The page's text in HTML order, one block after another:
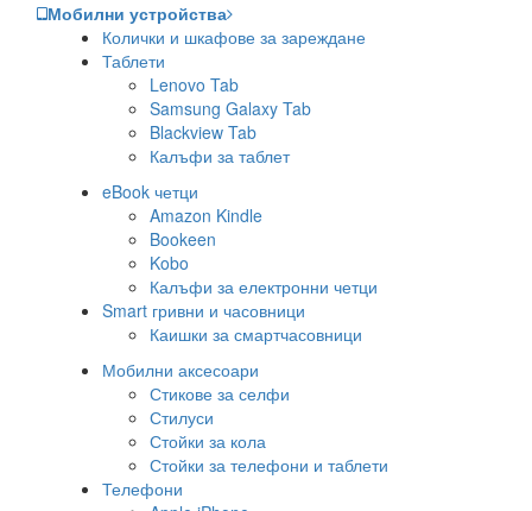
Мобилни устройства
Колички и шкафове за зареждане
Таблети
Lenovo Tab
Samsung Galaxy Tab
Blackview Tab
Калъфи за таблет
eBook четци
Amazon Kindle
Bookeen
Kobo
Калъфи за електронни четци
Smart гривни и часовници
Каишки за смартчасовници
Мобилни аксесоари
Стикове за селфи
Стилуси
Стойки за кола
Стойки за телефони и таблети
Телефони